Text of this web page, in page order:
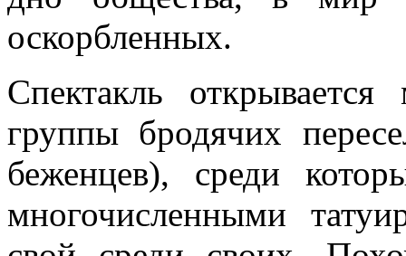
оскорбленных.
Спектакль
группы бродячих
беженцев), среди
многочисленными